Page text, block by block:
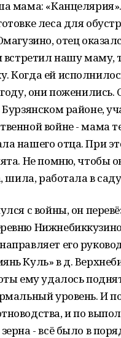
мама:
леса для
отец
встретил нашу маму,
Когда ей
они поженились.
районе,
войне - мама
нашего отца. При
Не помню, чтобы
шила, работала в
с войны, он
его
Куль» в д.
ему удалось
уровень. И
и по
- всё было в